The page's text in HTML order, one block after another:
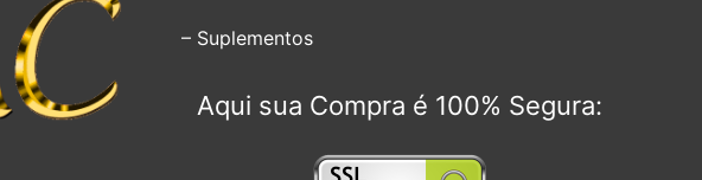
– Suplementos
Aqui sua Compra é 100% Segura: